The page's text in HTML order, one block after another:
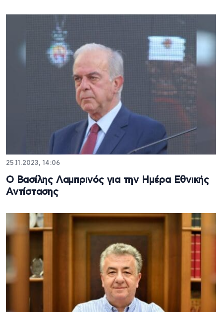
25.11.2023, 14:06
Ο Βασίλης Λαμπρινός για την Ημέρα Εθνικής
Αντίστασης